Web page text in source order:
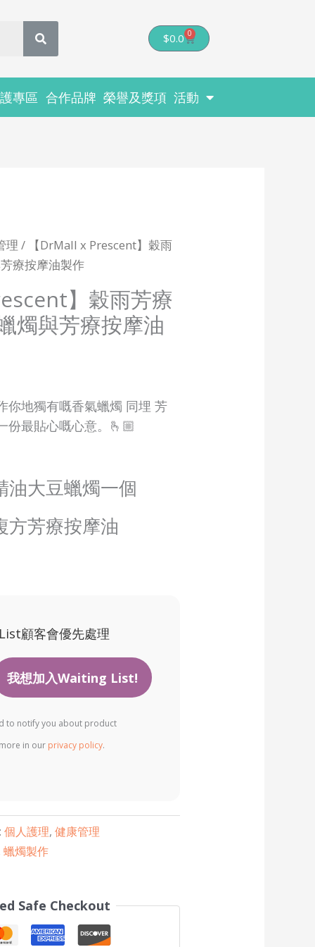
$0.0 0
Cart
專區 合作品牌 榮譽及獎項 活動
理 / 【DrMall x Prescent】穀雨
療按摩油製作
】穀雨芳療
燭與芳療按摩油
你地獨有嘅香氣蠟燭 同埋 芳
份最貼心嘅心意。🫰🏼
油大豆蠟燭一個
方芳療按摩油
顧客會優先處理
to notify you about product
in our privacy policy.
個人護理,健康管理
蠟燭製作
Safe Checkout